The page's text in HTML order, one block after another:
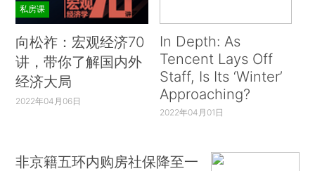
私房课
向松祚：宏观经济70
讲，带你了解国内外
经济大局
2022年04月06日
In Depth: As
Tencent Lays Off
Staff, Is Its ‘Winter’
Approaching?
2022年04月01日
非京籍五环内购房社保降至一